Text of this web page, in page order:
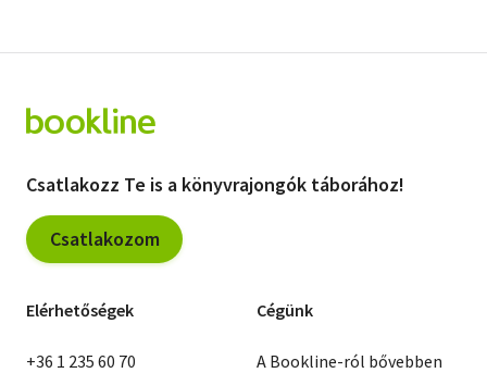
Csatlakozz Te is a könyvrajongók táborához!
Csatlakozom
Elérhetőségek
+36 1 235 60 70
Cégünk
A Bookline-ról bővebben